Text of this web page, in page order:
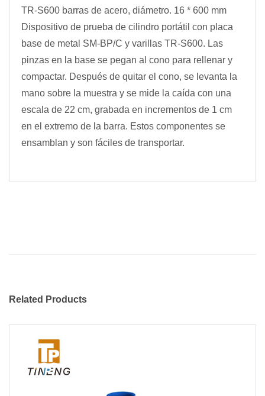
TR-S600 barras de acero, diámetro. 16 * 600 mm
Dispositivo de prueba de cilindro portátil con placa
base de metal SM-BP/C y varillas TR-S600. Las
pinzas en la base se pegan al cono para rellenar y
compactar. Después de quitar el cono, se levanta la
mano sobre la muestra y se mide la caída con una
escala de 22 cm, grabada en incrementos de 1 cm
en el extremo de la barra. Estos componentes se
ensamblan y son fáciles de transportar.
Related Products